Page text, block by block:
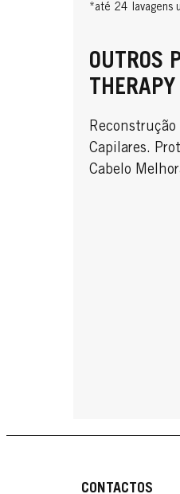
*até 24 lavagens
OUTROS
THERAPY
Reconstrução
Capilares.
Cabelo
CONTACTOS